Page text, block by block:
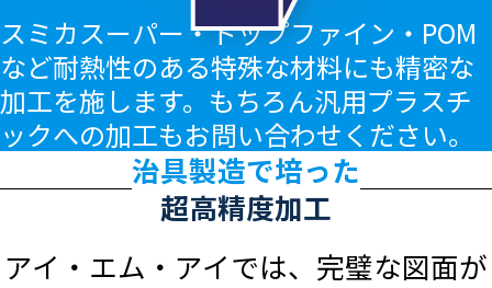
スミカスーパー・トップファイン・POM
など耐熱性のある特殊な材料にも精密な
加工を施します。もちろん汎用プラスチ
ックへの加工もお問い合わせください。
治具製造で培った
超高精度加工
アイ・エム・アイでは、完璧な図面が